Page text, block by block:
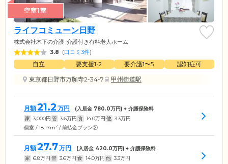
空室1室
ライフコミューン日野
株式会社木下の介護 介護付き有料老人ホーム
3.8 (口コミ3件)
自立 要支援1•2 要介護1〜5
認知症可
東京都日野市万願寺2-34-7
甲州街道駅
月額21.2 万円 (入居金 780.0万円) + 介護保険料
家 3,000円 管 3.6万円 食 14.0万円 他 3.3万円
個室 / 18.17m2 / 前払金プラン②
月額27.7万円 (入居金 420.0万円) + 介護保険料
家 6.8万円 管 3.6万円 食 14.0万円 他 3.3万円